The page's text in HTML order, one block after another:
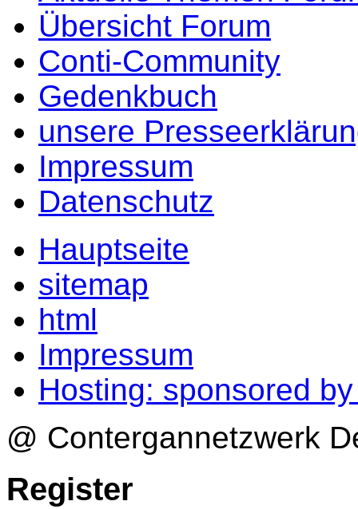
Übersicht Forum
Conti-Community
Gedenkbuch
unsere
Impressum
Datenschutz
Hauptseite
sitemap
html
Impressum
Hosting: sponsored
@ Contergannetzwerk
Register